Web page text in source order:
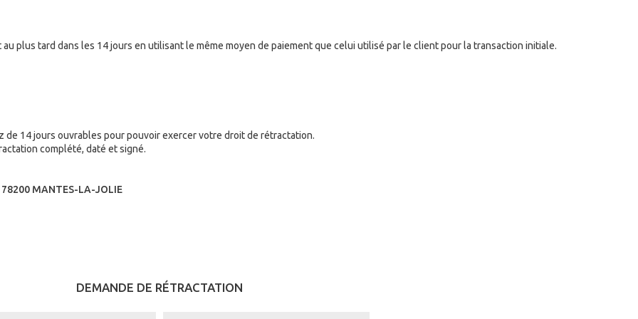
plus tard dans les 14 jours en utilisant le même moyen de paiement que celui utilisé par le client pour la transaction initiale.
14 jours ouvrables pour pouvoir exercer votre droit de rétractation.
complété, daté et signé.
78200 MANTES-LA-JOLIE
DEMANDE DE RÉTRACTATION